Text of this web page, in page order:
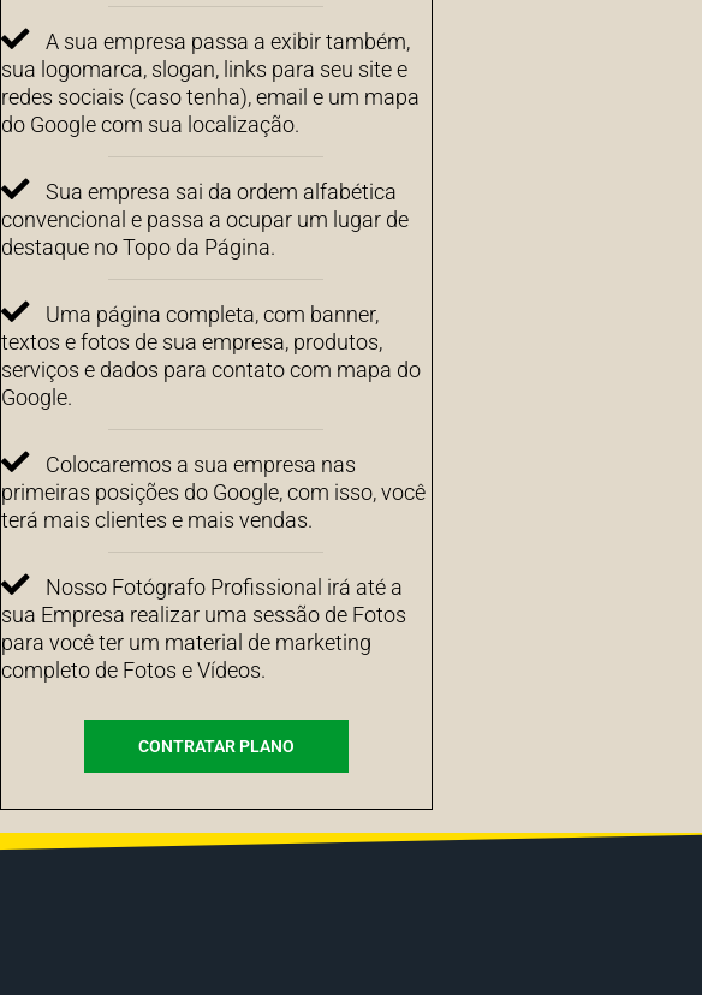
A sua empresa passa a exibir também,
sua logomarca, slogan, links para seu site e
redes sociais (caso tenha), email e um mapa
do Google com sua localização.
Sua empresa sai da ordem alfabética
convencional e passa a ocupar um lugar de
destaque no Topo da Página.
Uma página completa, com banner,
textos e fotos de sua empresa, produtos,
serviços e dados para contato com mapa do
Google.
Colocaremos a sua empresa nas
primeiras posições do Google, com isso, você
terá mais clientes e mais vendas.
Nosso Fotógrafo Profissional irá até a
sua Empresa realizar uma sessão de Fotos
para você ter um material de marketing
completo de Fotos e Vídeos.
CONTRATAR PLANO